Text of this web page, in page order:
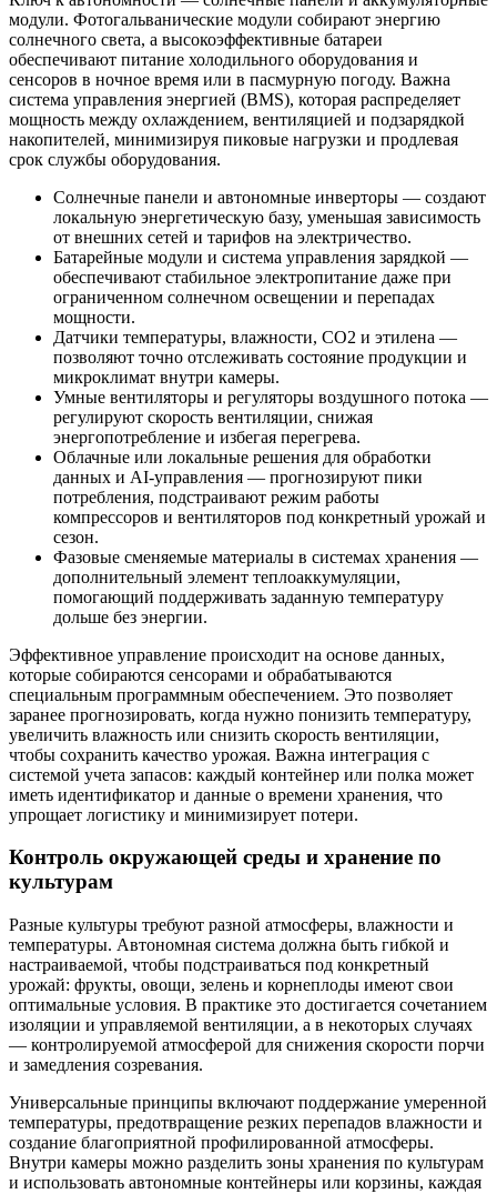
модули. Фотогальванические модули собирают энергию
солнечного света, а высокоэффективные батареи
обеспечивают питание холодильного оборудования и
сенсоров в ночное время или в пасмурную погоду. Важна
система управления энергией (BMS), которая распределяет
мощность между охлаждением, вентиляцией и подзарядкой
накопителей, минимизируя пиковые нагрузки и продлевая
срок службы оборудования.
Солнечные панели и автономные инверторы — создают
локальную энергетическую базу, уменьшая зависимость
от внешних сетей и тарифов на электричество.
Батарейные модули и система управления зарядкой —
обеспечивают стабильное электропитание даже при
ограниченном солнечном освещении и перепадах
мощности.
Датчики температуры, влажности, CO2 и этилена —
позволяют точно отслеживать состояние продукции и
микроклимат внутри камеры.
Умные вентиляторы и регуляторы воздушного потока —
регулируют скорость вентиляции, снижая
энергопотребление и избегая перегрева.
Облачные или локальные решения для обработки
данных и AI-управления — прогнозируют пики
потребления, подстраивают режим работы
компрессоров и вентиляторов под конкретный урожай и
сезон.
Фазовые сменяемые материалы в системах хранения —
дополнительный элемент теплоаккумуляции,
помогающий поддерживать заданную температуру
дольше без энергии.
Эффективное управление происходит на основе данных,
которые собираются сенсорами и обрабатываются
специальным программным обеспечением. Это позволяет
заранее прогнозировать, когда нужно понизить температуру,
увеличить влажность или снизить скорость вентиляции,
чтобы сохранить качество урожая. Важна интеграция с
системой учета запасов: каждый контейнер или полка может
иметь идентификатор и данные о времени хранения, что
упрощает логистику и минимизирует потери.
Контроль окружающей среды и хранение по
культурам
Разные культуры требуют разной атмосферы, влажности и
температуры. Автономная система должна быть гибкой и
настраиваемой, чтобы подстраиваться под конкретный
урожай: фрукты, овощи, зелень и корнеплоды имеют свои
оптимальные условия. В практике это достигается сочетанием
изоляции и управляемой вентиляции, а в некоторых случаях
— контролируемой атмосферой для снижения скорости порчи
и замедления созревания.
Универсальные принципы включают поддержание умеренной
температуры, предотвращение резких перепадов влажности и
создание благоприятной профилированной атмосферы.
Внутри камеры можно разделить зоны хранения по культурам
и использовать автономные контейнеры или корзины, каждая